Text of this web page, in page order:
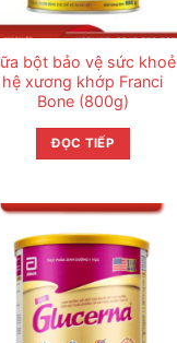
bột bảo vệ sức khoẻ
hệ xương khớp Franci
Bone (800g)
ĐỌC TIẾP